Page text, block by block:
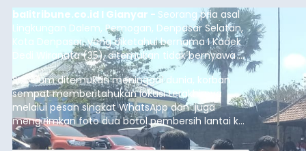
balitribune.co.id I Gianyar - Seorang pria asal
Lingkungan Dalem, Pemogan, Denpasar Selatan,
Kota Denpasar, yang diketahui bernama I Kadek
Dedi Wiranata (35), ditemukan tidak bernyawa di
pesisir Pantai Purnama, Sukawati.
Sebelum ditemukan meninggal dunia, korban
sempat memberitahukan lokasi terakhirnya
melalui pesan singkat WhatsApp dan juga
mengirimkan foto dua botol pembersih lantai ke
istrinya.